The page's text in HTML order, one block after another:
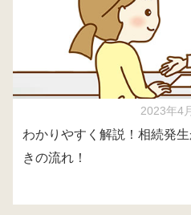
2023年4
わかりやすく解説！相続発
きの流れ！